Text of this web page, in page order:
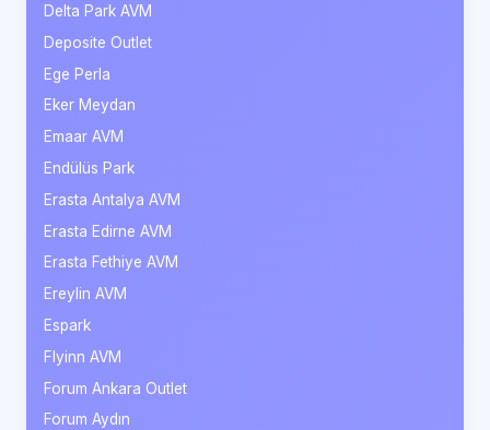
Delta Park AVM
Deposite Outlet
Ege Perla
Eker Meydan
Emaar AVM
Endülüs Park
Erasta Antalya AVM
Erasta Edirne AVM
Erasta Fethiye AVM
Ereylin AVM
Espark
Flyinn AVM
Forum Ankara Outlet
Forum Aydın